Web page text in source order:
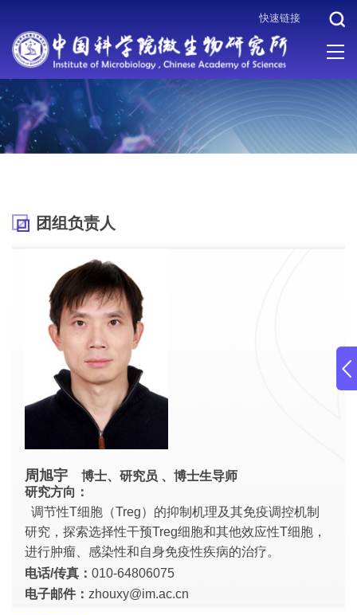
快速链接
团组负责人
周旭宇
博士、研究员 、博士生导师
研究方向：
调节性T细胞（Treg）的抑制机理及其免疫调控机制
研究，探索选择性干预Treg细胞和其他效应性T细胞，
进行肿瘤、感染性和自身免疫性疾病的治疗。
电话/传真：010-64806075
电子邮件：zhouxy@im.ac.cn